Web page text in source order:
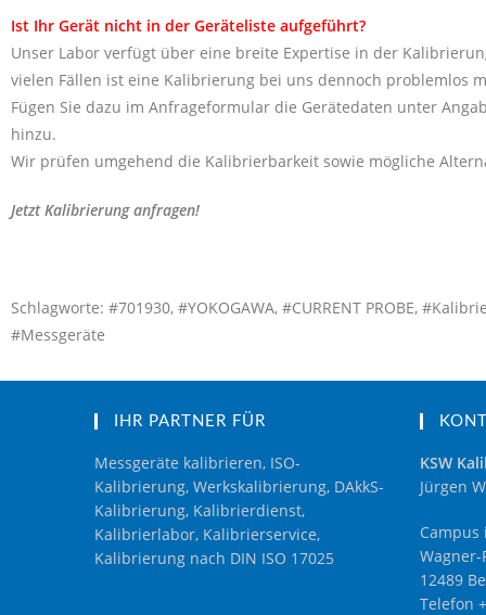
Ist Ihr Gerät nicht in der Geräteliste aufgeführt?
Unser Labor verfügt über eine breite Expertise in der
vielen Fällen ist eine Kalibrierung bei uns dennoch problemlos
Fügen Sie dazu im Anfrageformular die Gerätedaten unter
hinzu.
Wir prüfen umgehend die Kalibrierbarkeit sowie mögliche
Jetzt Kalibrierung anfragen!
Schlagworte: #701930, #YOKOGAWA, #CURRENT PROBE,
#Messgeräte
IHR PARTNER FÜR
Messgeräte kalibrieren, ISO-
Kalibrierung, Werkskalibrierung, DAkkS-
Kalibrierung, Kalibrierdienst,
Kalibrierlabor, Kalibrierservice,
Kalibrierung nach DIN ISO 17025
KSW
Jürgen
Campus
Wagner-
12489
Telefon